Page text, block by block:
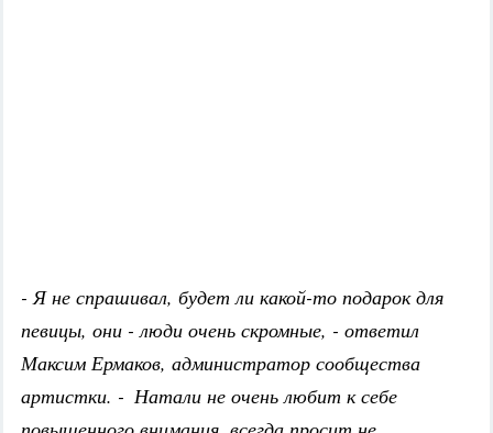
- Я не спрашивал, будет ли какой-то подарок для
певицы, они - люди очень скромные, - ответил
Максим Ермаков, администратор сообщества
артистки. - Натали не очень любит к себе